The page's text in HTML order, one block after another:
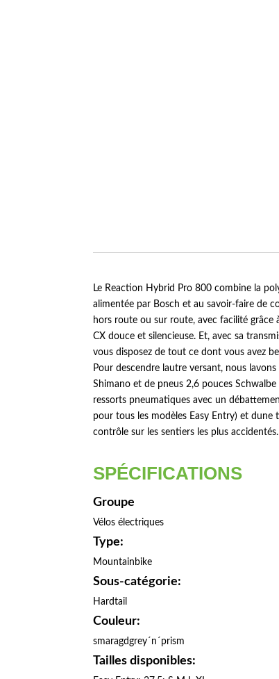
Le Reaction Hybrid Pro 800 combine la
alimentée par Bosch et au savoir-faire de
hors route ou sur route, avec facilité
CX douce et silencieuse. Et, avec sa
vous disposez de tout ce dont vous avez
Pour descendre lautre versant, nous
Shimano et de pneus 2,6 pouces
ressorts pneumatiques avec un
pour tous les modèles Easy Entry) et
contrôle sur les sentiers les plus
SPÉCIFICATIONS
Groupe
Vélos électriques
Type:
Mountainbike
Sous-catégorie:
Hardtail
Couleur:
smaragdgrey´n´prism
Tailles disponibles: